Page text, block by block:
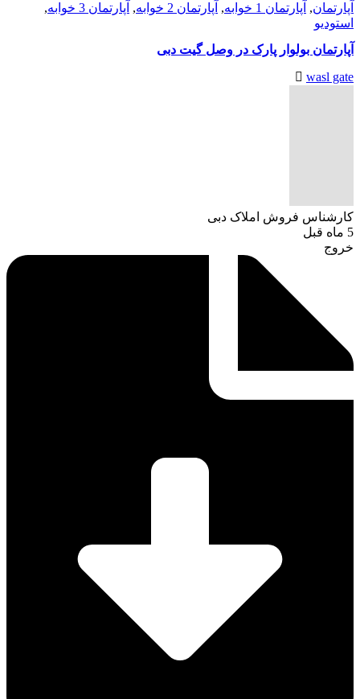
آپارتمان, آپارتمان 1 خوابه , آپارتمان 2 خوابه , آپارتمان 3 خوابه
,
استودیو
آپارتمان بولوار پارک در وصل گیت دبی
wasl gate
کارشناس فروش املاک دبی
5 ماه قبل
خروج